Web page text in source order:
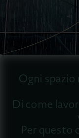
Ogni spazio
Di come
Per questo